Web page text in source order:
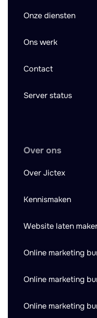
Onze diensten
Ons werk
Contact
Server status
Over ons
Over Jictex
Kennismaken
Website laten
Online marketing
Online marketing
Online marketing